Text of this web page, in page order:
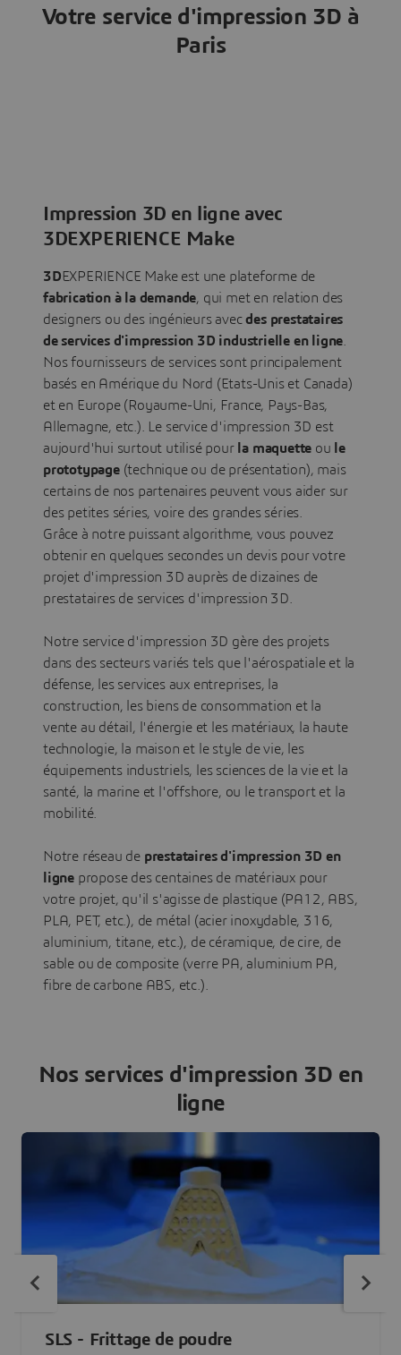
Votre service d'impression 3D à
Paris
Impression 3D en ligne avec
3DEXPERIENCE Make
3DEXPERIENCE Make est une plateforme de
fabrication à la demande, qui met en relation des
designers ou des ingénieurs avecdes prestataires
de services d'impression 3D industrielle en ligne
Nos fournisseurs de services sont principalement
basés en Amérique du Nord (Etats-Unis et Canada)
et en Europe (Royaume-Uni, France, Pays-Bas,
Allemagne, etc.). Le service d'impression 3D est
aujourd'hui surtout utilisé pour la maquette ou le
prototypage(technique ou de présentation), mais
certains de nos partenaires peuvent vous aider sur
des petites séries, voire des grandes séries.
Grâce à notre puissant algorithme, vous pouvez
obtenir en quelques secondes un devis pour votre
projet d'impression 3D auprès de dizaines de
prestataires de services d'impression 3D.
Notre service d'impression 3D gère des projets
dans des secteurs variés tels que l'aérospatiale et la
défense, les services aux entreprises, la
construction, les biens de consommation et la
vente au détail, l'énergie et les matériaux, la haute
technologie, la maison et le style de vie, les
équipements industriels, les sciences de la vie et la
santé, la marine et l'offshore, ou le transport et la
mobilité.
Notre réseau de prestataires d'impression 3D en
ligne propose des centaines de matériaux pour
votre projet, qu'il s'agisse de plastique (PA12, ABS,
PLA, PET, etc.), de métal (acier inoxydable, 316,
aluminium, titane, etc.), de céramique, de cire, de
sable ou de composite (verre PA, aluminium PA,
fibre de carbone ABS, etc.).
Nos services d'impression 3D en
ligne
SLS - Frittage de poudre